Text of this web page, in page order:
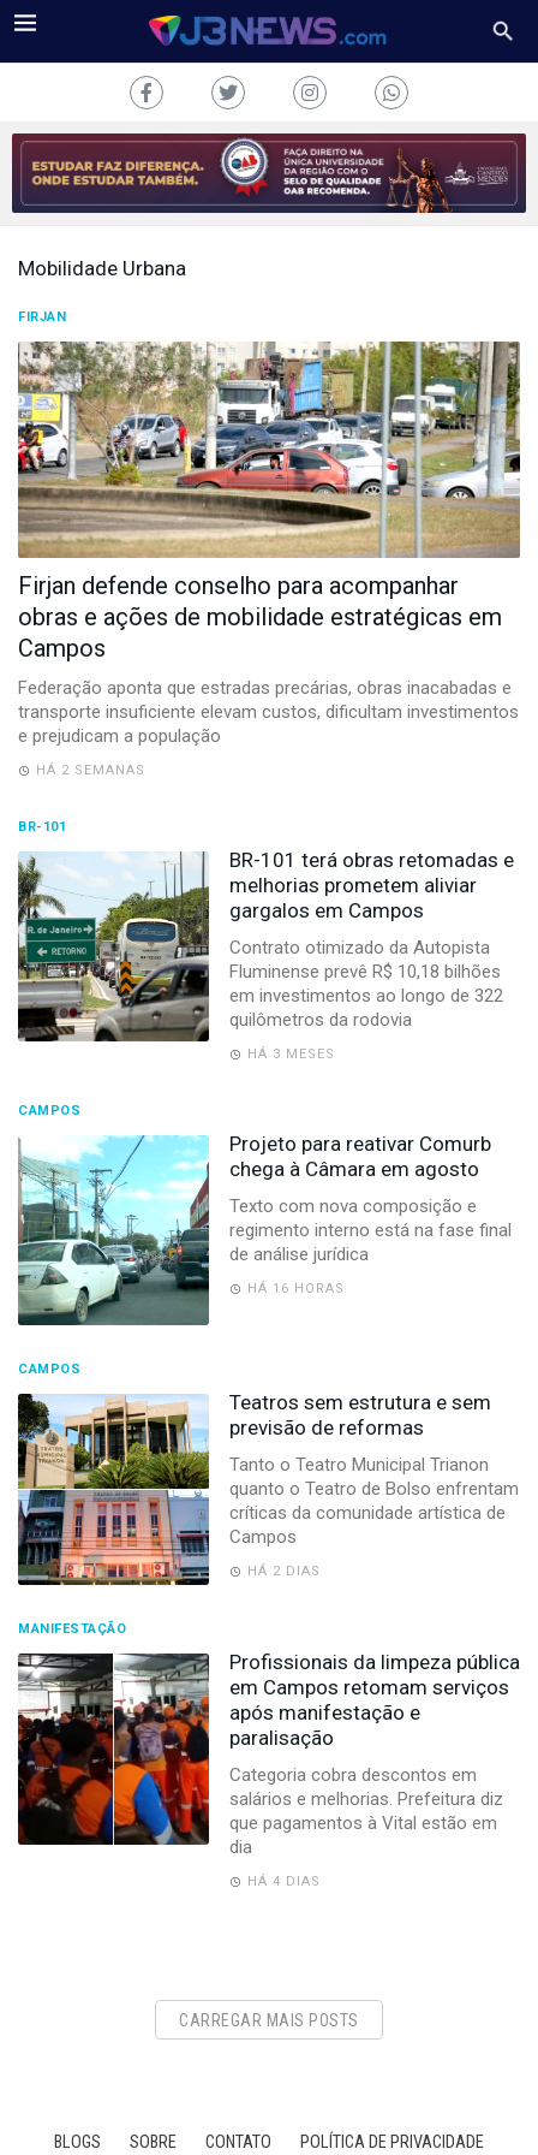
COLUNAS
FALE
CONOSCO
Copyright
2024
por
Hesea
Tecnologia
Sistemas
Mobilidade Urbana
FIRJAN
Firjan defende conselho para acompanhar
obras e ações de mobilidade estratégicas em
Campos
Federação aponta que estradas precárias, obras inacabadas e
transporte insuficiente elevam custos, dificultam investimentos
e prejudicam a população
HÁ 2 SEMANAS
BR-101
BR-101 terá obras retomadas e
melhorias prometem aliviar
gargalos em Campos
Contrato otimizado da Autopista
Fluminense prevê R$ 10,18 bilhões
em investimentos ao longo de 322
quilômetros da rodovia
HÁ 3 MESES
CAMPOS
Projeto para reativar Comurb
chega à Câmara em agosto
Texto com nova composição e
regimento interno está na fase final
de análise jurídica
HÁ 16 HORAS
CAMPOS
Teatros sem estrutura e sem
previsão de reformas
Tanto o Teatro Municipal Trianon
quanto o Teatro de Bolso enfrentam
críticas da comunidade artística de
Campos
HÁ 2 DIAS
MANIFESTAÇÃO
Profissionais da limpeza pública
em Campos retomam serviços
após manifestação e
paralisação
Categoria cobra descontos em
salários e melhorias. Prefeitura diz
que pagamentos à Vital estão em
dia
HÁ 4 DIAS
CARREGAR MAIS POSTS
BLOGS SOBRE CONTATO POLÍTICA DE PRIVACIDADE